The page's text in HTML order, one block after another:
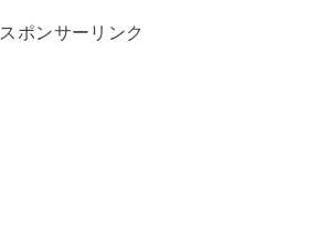
スポンサーリンク